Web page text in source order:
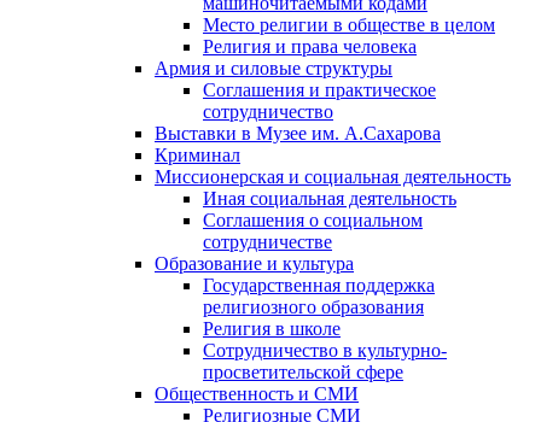
Место религии в обществе в целом
Религия и права человека
Армия и силовые структуры
Соглашения и практическое
сотрудничество
Выставки в Музее им. А.Сахарова
Криминал
Миссионерская и социальная деятельность
Иная социальная деятельность
Соглашения о социальном
сотрудничестве
Образование и культура
Государственная поддержка
религиозного образования
Религия в школе
Сотрудничество в культурно-
просветительской сфере
Общественность и СМИ
Религиозные СМИ